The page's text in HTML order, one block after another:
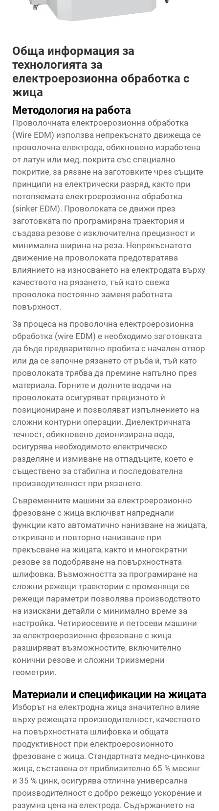
Обща информация за
технологията за
електроерозионна обработка с
жица
Методология на работа
Проволочната електроерозионна обработка
(Wire EDM) използва непрекъснато движеща се
проволочна електрода, обикновено изработена
от латун или мед, покрита със специално
покритие, за рязане на заготовките чрез същите
принципи на електрически разряд, както при
потопяемата електроерозионна обработка
(sinker EDM). Проволоката се движи през
заготовката по програмирана траектория и
създава резове с изключителна прецизност и
минимална ширина на реза. Непрекъснатото
движение на проволоката предотвратява
влиянието на износването на електродата върху
качеството на рязането, тъй като свежа
проволока постоянно заменя работната
повърхност.
За процеса на проволочна електроерозионна
обработка (wire EDM) е необходимо заготовката
да бъде предварително пробита с начален отвор
или да се започне рязането от ръба ѝ, тъй като
проволоката трябва да премине напълно през
материала. Горните и долните водачи на
проволоката осигуряват прецизното ѝ
позициониране и позволяват изпълнението на
сложни контурни операции. Диелектричната
течност, обикновено деионизирана вода,
осигурява необходимото електрическо
разделяне и измиване на отпадъците, което е
съществено за стабилна и последователна
производителност при рязането.
Съвременните машини за електроерозионно
фрезоване с жица включват напреднали
функции като автоматично нанизване на жицата,
откриване и повторно нанизване при
прекъсване на жицата, както и многократни
резове за подобряване на повърхностната
шлифовка. Възможността за програмиране на
сложни режещи траектории с променящи се
режещи параметри позволява производството
на изискани детайли с минимално време за
настройка. Четириосевите и петосеви машини
за електроерозионно фрезоване с жица
разширяват възможностите, включително
конични резове и сложни триизмерни
геометрии.
Материали и спецификации на жицата
Изборът на електродна жица значително влияе
върху режещата производителност, качеството
на повърхностната шлифовка и общата
продуктивност при електроерозионното
фрезоване с жица. Стандартната медно-цинкова
жица, съставена от приблизително 65 % месинг
и 35 % цинк, осигурява отлична универсална
производителност с добро режещо ускорение и
разумна цена на електрода. Съдържанието на